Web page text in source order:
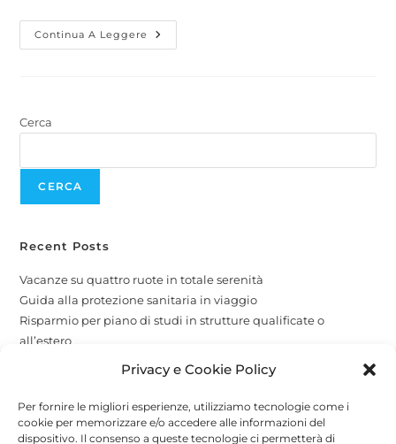
Privacy e Cookie Policy
Per fornire le migliori esperienze, utilizziamo tecnologie come i
cookie per memorizzare e/o accedere alle informazioni del
dispositivo. Il consenso a queste tecnologie ci permetterà di
Continua A Leggere
Cerca
CERCA
Recent Posts
Vacanze su quattro ruote in totale serenità
Guida alla protezione sanitaria in viaggio
Risparmio per piano di studi in strutture qualificate o
all’estero
La protezione per i tuoi amici a quattro zampe
Copertura globale e attività economiche
Recent Comments